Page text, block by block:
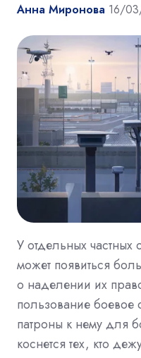
Анна Миронова 16/
У отдельных
может появиться
о наделении их
пользование боевое
патроны к нему для
коснется тех, кто